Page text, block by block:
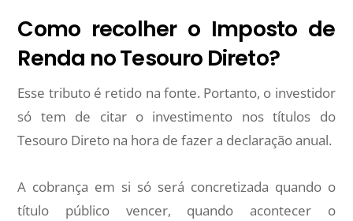
Como recolher o Imposto de
Renda no Tesouro Direto?
Esse tributo é retido na fonte. Portanto, o investidor
só tem de citar o investimento nos títulos do
Tesouro Direto na hora de fazer a declaração anual.
A cobrança em si só será concretizada quando o
título público vencer, quando acontecer o